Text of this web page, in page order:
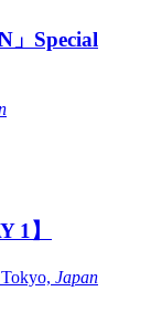
」Special
1】
Japan